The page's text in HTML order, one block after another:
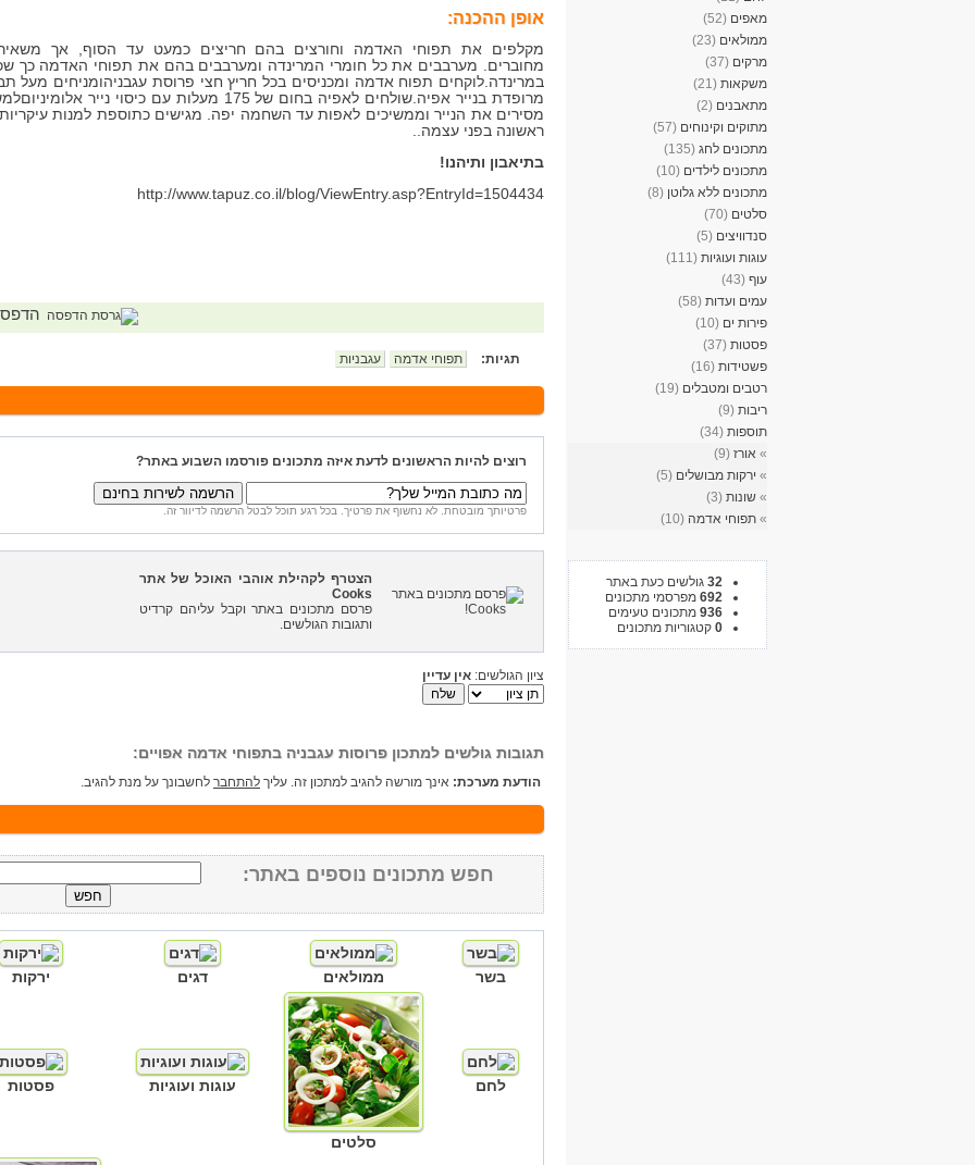
מאפים (52)
ממולאים (23)
מרקים (37)
משקאות (21)
מתאבנים (2)
מתוקים וקינוחים (57)
מתכונים לחג (135)
מתכונים לילדים (10)
מתכונים ללא גלוטן (8)
סלטים (70)
סנדוויצים (5)
עוגות ועוגיות (111)
עוף (43)
עמים ועדות (58)
פירות ים (10)
פסטות (37)
פשטידות (16)
רטבים ומטבלים (19)
ריבות (9)
תוספות (34)
» אורז (9)
» ירקות מבושלים (5)
» שונות (3)
» תפוחי אדמה (10)
32 גולשים כעת באתר
692 מפרסמי מתכונים
936 מתכונים טעימים
0 קטגוריות מתכונים
אופן ההכנה:
מקלפים את תפוחי האדמה וחורצים בהם חריצים כמעט עד הסוף, אך
מחוברים. מערבבים את כל חומרי המרינדה ומערבבים בהם את תפוחי האדמה כך
במרינדה.לוקחים תפוח אדמה ומכניסים בכל חריץ חצי פרוסת עגבניהומניחים מעל
מרופדת בנייר אפיה.שולחים לאפיה בחום של 175 מעלות עם כיסוי נייר
מסירים את הנייר וממשיכים לאפות עד השחמה יפה. מגישים כתוספת למנות
ראשונה בפני עצמה..
בתיאבון ותיהנו!
http://www.tapuz.co.il/blog/ViewEntry.asp?EntryId=1504434
תגיות: תפוחי אדמה עגבניות
רוצים להיות הראשונים לדעת איזה מתכונים פורסמו השבוע באתר?
פרטיותך מובטחת. לא נחשוף את פרטיך. בכל רגע תוכל לבטל הרשמה לדיוור זה.
הצטרף לקהילת אוהבי האוכל של אתר
Cooks
פרסם מתכונים באתר וקבל עליהם קרדיט
ותגובות הגולשים.
ציון הגולשים: אין עדיין
תגובות גולשים למתכון פרוסות עגבניה בתפוחי אדמה אפויים:
הודעת מערכת: אינך מורשה להגיב למתכון זה. עליך להתחבר לחשבונך על מנת להגיב.
חפש מתכונים נוספים באתר:
בשר ממולאים דגים ירקות
לחם
סלטים
עוגות ועוגיות פסטות